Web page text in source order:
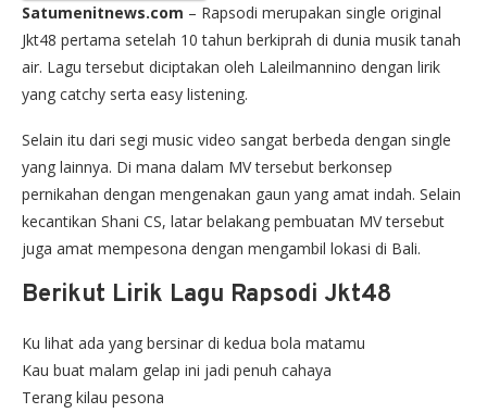
Satumenitnews.com – Rapsodi merupakan single original
Jkt48 pertama setelah 10 tahun berkiprah di dunia musik tanah
air. Lagu tersebut diciptakan oleh Laleilmannino dengan lirik
yang catchy serta easy listening.
Selain itu dari segi music video sangat berbeda dengan single
yang lainnya. Di mana dalam MV tersebut berkonsep
pernikahan dengan mengenakan gaun yang amat indah. Selain
kecantikan Shani CS, latar belakang pembuatan MV tersebut
juga amat mempesona dengan mengambil lokasi di Bali.
Berikut Lirik Lagu Rapsodi Jkt48
Ku lihat ada yang bersinar di kedua bola matamu
Kau buat malam gelap ini jadi penuh cahaya
Terang kilau pesona